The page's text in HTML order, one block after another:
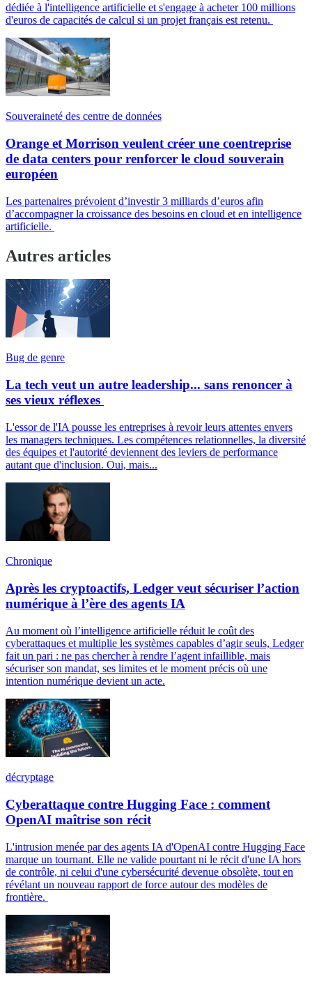
dédiée à l'intelligence artificielle et s'engage à acheter 100 millions
d'euros de capacités de calcul si un projet français est retenu.
Souveraineté des centre de données
Orange et Morrison veulent créer une coentreprise
de data centers pour renforcer le cloud souverain
européen
Les partenaires prévoient d’investir 3 milliards d’euros afin
d’accompagner la croissance des besoins en cloud et en intelligence
artificielle.
Autres articles
Bug de genre
La tech veut un autre leadership... sans renoncer à
ses vieux réflexes
L'essor de l'IA pousse les entreprises à revoir leurs attentes envers
les managers techniques. Les compétences relationnelles, la diversité
des équipes et l'autorité deviennent des leviers de performance
autant que d'inclusion. Oui, mais...
Chronique
Après les cryptoactifs, Ledger veut sécuriser l’action
numérique à l’ère des agents IA
Au moment où l’intelligence artificielle réduit le coût des
cyberattaques et multiplie les systèmes capables d’agir seuls, Ledger
fait un pari : ne pas chercher à rendre l’agent infaillible, mais
sécuriser son mandat, ses limites et le moment précis où une
intention numérique devient un acte.
décryptage
Cyberattaque contre Hugging Face : comment
OpenAI maîtrise son récit
L'intrusion menée par des agents IA d'OpenAI contre Hugging Face
marque un tournant. Elle ne valide pourtant ni le récit d'une IA hors
de contrôle, ni celui d'une cybersécurité devenue obsolète, tout en
révélant un nouveau rapport de force autour des modèles de
frontière.